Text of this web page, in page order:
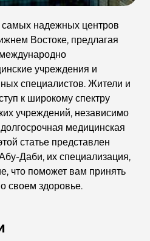
надежных центров
Востоке, предлагая
учреждения и
специалистов. Жители и
к широкому спектру
учреждений, независимо
медицинская
статье представлен
Даби, их специализация,
что поможет вам принять
своем здоровье.